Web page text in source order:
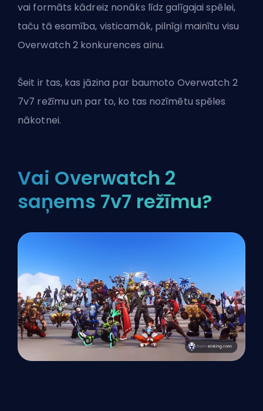
vai formāts kādreiz nonāks līdz galīgajai spēlei,
taču tā esamība, visticamāk, pilnīgi mainītu visu
Overwatch 2 konkurences ainu.
Šeit ir tas, kas jāzina par baumoto Overwatch 2
7v7 režīmu un par to, ko tas nozīmētu spēles
nākotnei.
Vai Overwatch 2
saņems 7v7 režīmu?